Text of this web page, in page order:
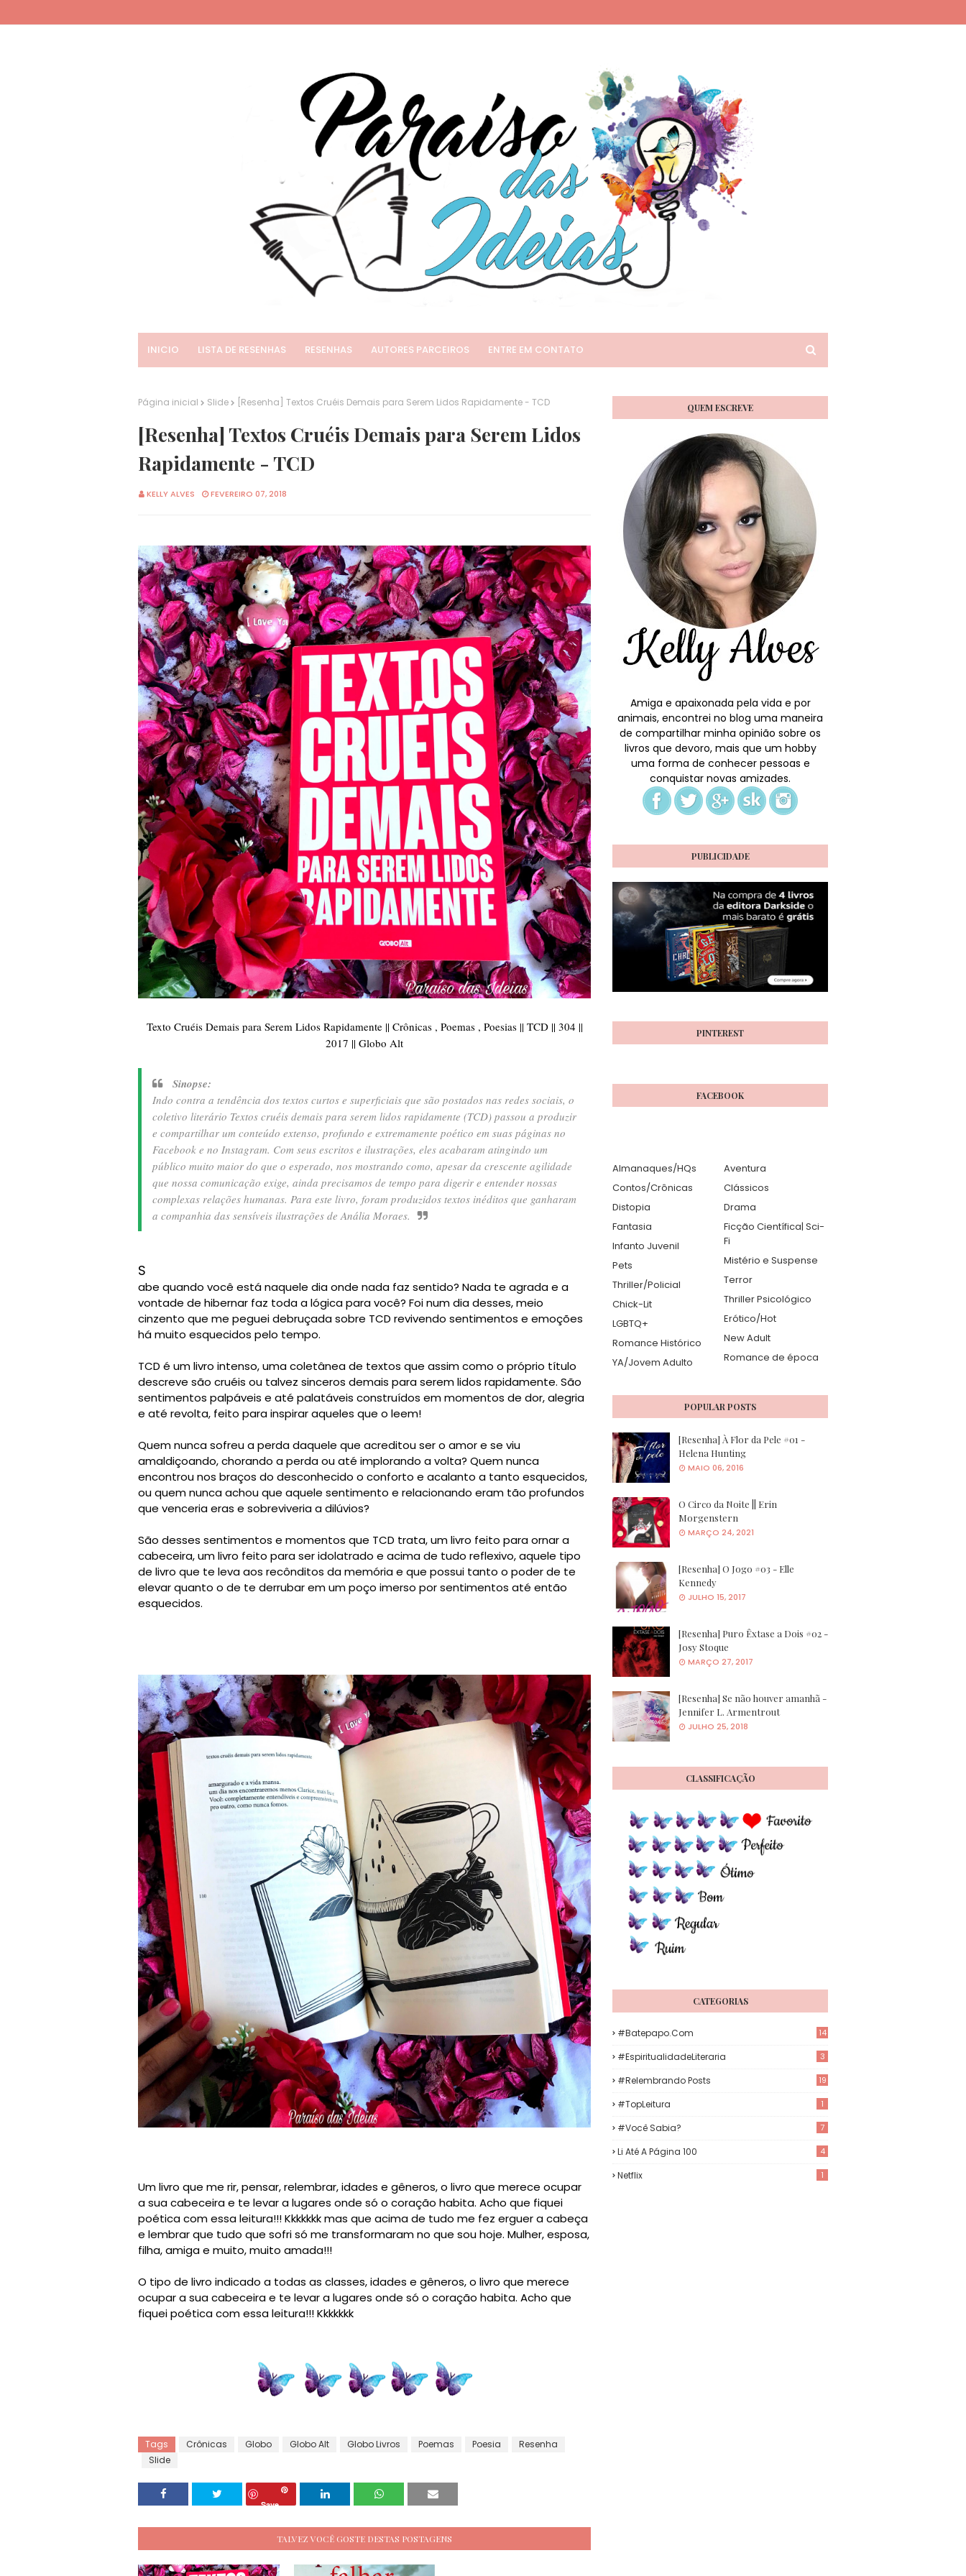
INICIO LISTA DE RESENHAS RESENHAS AUTORES PARCEIROS ENTRE EM CONTATO
Página inicial Slide [Resenha] Textos Cruéis Demais para Serem Lidos Rapidamente - TCD
[Resenha] Textos Cruéis Demais para Serem Lidos
Rapidamente - TCD
KELLY ALVES FEVEREIRO 07, 2018
Texto Cruéis Demais para Serem Lidos Rapidamente || Crônicas , Poemas , Poesias || TCD || 304 ||
2017 || Globo Alt
Sinopse:
Indo contra a tendência dos textos curtos e superficiais que são postados nas redes sociais, o
coletivo literário Textos cruéis demais para serem lidos rapidamente (TCD) passou a produzir
e compartilhar um conteúdo extenso, profundo e extremamente poético em suas páginas no
Facebook e no Instagram. Com seus escritos e ilustrações, eles acabaram atingindo um
público muito maior do que o esperado, nos mostrando como, apesar da crescente agilidade
que nossa comunicação exige, ainda precisamos de tempo para digerir e entender nossas
complexas relações humanas. Para este livro, foram produzidos textos inéditos que ganharam
a companhia das sensíveis ilustrações de Anália Moraes.
S
abe quando você está naquele dia onde nada faz sentido? Nada te agrada e a
vontade de hibernar faz toda a lógica para você? Foi num dia desses, meio
cinzento que me peguei debruçada sobre TCD revivendo sentimentos e emoções
há muito esquecidos pelo tempo.
TCD é um livro intenso, uma coletânea de textos que assim como o próprio título
descreve são cruéis ou talvez sinceros demais para serem lidos rapidamente. São
sentimentos palpáveis e até palatáveis construídos em momentos de dor, alegria
e até revolta, feito para inspirar aqueles que o leem!
Quem nunca sofreu a perda daquele que acreditou ser o amor e se viu
amaldiçoando, chorando a perda ou até implorando a volta? Quem nunca
encontrou nos braços do desconhecido o conforto e acalanto a tanto esquecidos,
ou quem nunca achou que aquele sentimento e relacionando eram tão profundos
que venceria eras e sobreviveria a dilúvios?
São desses sentimentos e momentos que TCD trata, um livro feito para ornar a
cabeceira, um livro feito para ser idolatrado e acima de tudo reflexivo, aquele tipo
de livro que te leva aos recônditos da memória e que possui tanto o poder de te
elevar quanto o de te derrubar em um poço imerso por sentimentos até então
esquecidos.
Um livro que me rir, pensar, relembrar, idades e gêneros, o livro que merece ocupar
a sua cabeceira e te levar a lugares onde só o coração habita. Acho que fiquei
poética com essa leitura!!! Kkkkkkk mas que acima de tudo me fez erguer a cabeça
e lembrar que tudo que sofri só me transformaram no que sou hoje. Mulher, esposa,
filha, amiga e muito, muito amada!!!
O tipo de livro indicado a todas as classes, idades e gêneros, o livro que merece
ocupar a sua cabeceira e te levar a lugares onde só o coração habita. Acho que
fiquei poética com essa leitura!!! Kkkkkkk
Tags Crônicas Globo Globo Alt Globo Livros Poemas Poesia
Resenha
Slide
Save
TALVEZ VOCÊ GOSTE DESTAS POSTAGENS
QUEM ESCREVE
Amiga e apaixonada pela vida e por
animais, encontrei no blog uma maneira
de compartilhar minha opinião sobre os
livros que devoro, mais que um hobby
uma forma de conhecer pessoas e
conquistar novas amizades.
PUBLICIDADE
PINTEREST
FACEBOOK
Almanaques/HQs
Aventura
Contos/Crônicas
Clássicos
Distopia
Drama
Fantasia
Ficção Científica| Sci-
Fi
Infanto Juvenil
Mistério e Suspense
Pets
Terror
Thriller/Policial
Thriller Psicológico
Chick-Lit
Erótico/Hot
LGBTQ+
New Adult
Romance Histórico
Romance de época
YA/Jovem Adulto
POPULAR POSTS
[Resenha] À Flor da Pele #01 -
Helena Hunting
MAIO 06, 2016
O Circo da Noite || Erin
Morgenstern
MARÇO 24, 2021
[Resenha] O Jogo #03 - Elle
Kennedy
JULHO 15, 2017
[Resenha] Puro Êxtase a Dois #02 -
Josy Stoque
MARÇO 27, 2017
[Resenha] Se não houver amanhã -
Jennifer L. Armentrout
JULHO 25, 2018
CLASSIFICAÇÃO
CATEGORIAS
#Batepapo.com 14
#EspiritualidadeLiteraria 3
#Relembrando Posts 19
#TopLeitura 1
#Você Sabia? 7
Li Até A Página 100 4
Netflix 1